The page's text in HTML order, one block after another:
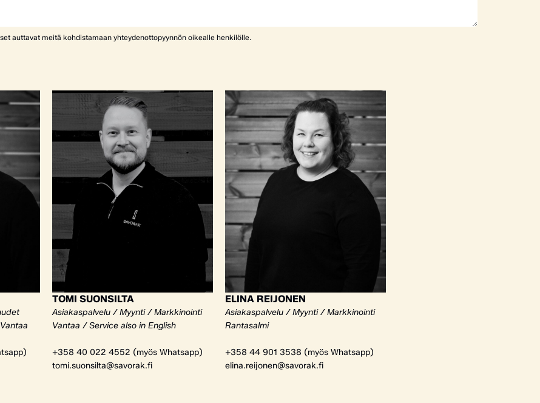
auttavat meitä kohdistamaan yhteydenottopyynnön oikealle henkilölle.
TOMI SUONSILTA
Asiakaspalvelu / Myynti / Markkinointi
Vantaa / Service also in English
+358 40 022 4552 (myös Whatsapp)
tomi.suonsilta@savorak.fi
ELINA REIJONEN
Asiakaspalvelu / Myynti / Markkinointi
Rantasalmi
+358 44 901 3538 (myös Whatsapp)
elina.reijonen@savorak.fi